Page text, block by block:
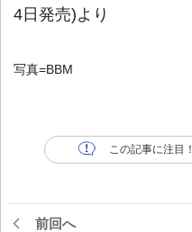
4日発売)より
写真=BBM
この記事に注目！
前回へ